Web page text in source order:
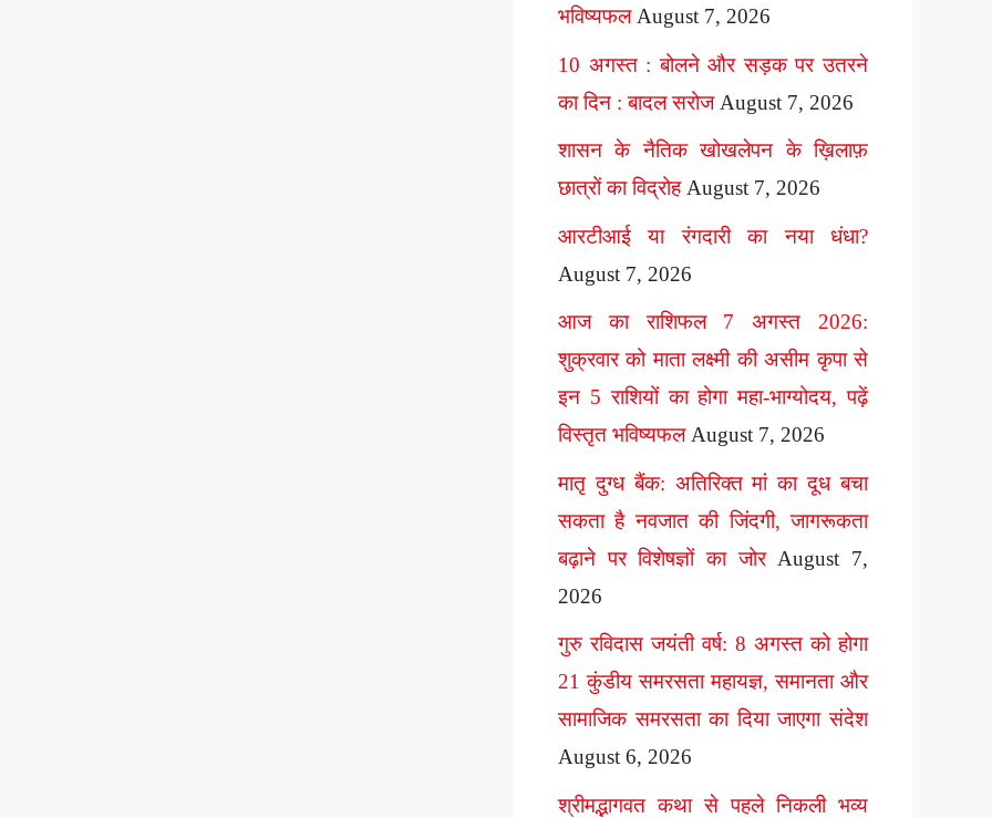
भविष्यफल August 7, 2026
10 अगस्त : बोलने और सड़क पर उतरने
का दिन : बादल सरोज August 7, 2026
शासन के नैतिक खोखलेपन के ख़िलाफ़
छात्रों का विद्रोह August 7, 2026
आरटीआई या रंगदारी का नया धंधा?
August 7, 2026
आज का राशिफल 7 अगस्त 2026:
शुक्रवार को माता लक्ष्मी की असीम कृपा से
इन 5 राशियों का होगा महा-भाग्योदय, पढ़ें
विस्तृत भविष्यफल August 7, 2026
मातृ दुग्ध बैंक: अतिरिक्त मां का दूध बचा
सकता है नवजात की जिंदगी, जागरूकता
बढ़ाने पर विशेषज्ञों का जोर August 7,
2026
गुरु रविदास जयंती वर्ष: 8 अगस्त को होगा
21 कुंडीय समरसता महायज्ञ, समानता और
सामाजिक समरसता का दिया जाएगा संदेश
August 6, 2026
श्रीमद्भागवत कथा से पहले निकली भव्य